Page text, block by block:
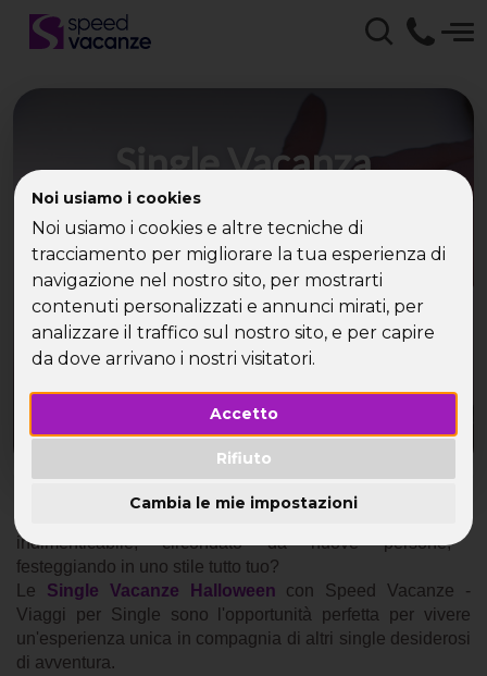
Noi usiamo i cookies
Noi usiamo i cookies e altre tecniche di
tracciamento per migliorare la tua esperienza di
navigazione nel nostro sito, per mostrarti
contenuti personalizzati e annunci mirati, per
analizzare il traffico sul nostro sito, e per capire
da dove arrivano i nostri visitatori.
Accetto
Rifiuto
Cambia le mie impostazioni
Single Vacanza
Halloween con Speed
Vacanze - Viaggi per
single
Scopri la Magia di una Single Vacanza Halloween
con Speed Vacanze
indimenticabile, circondato da nuove persone,
festeggiando in uno stile tutto tuo?
Le Single Vacanze Halloween
con Speed Vacanze -
Viaggi per Single sono l'opportunità perfetta per vivere
un'esperienza unica in compagnia di altri single desiderosi
di avventura.